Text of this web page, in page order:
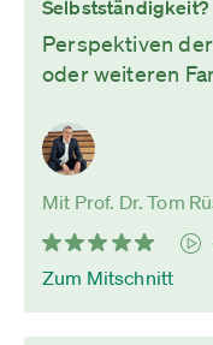
Selbstständigkeit?
Perspektiven
oder weiteren
Mit Prof. Dr. Tom
Zum Mitschnitt